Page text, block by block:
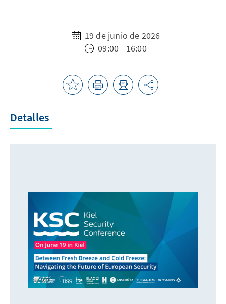
19 de junio de 2026
09:00 - 16:00
Detalles
KAS